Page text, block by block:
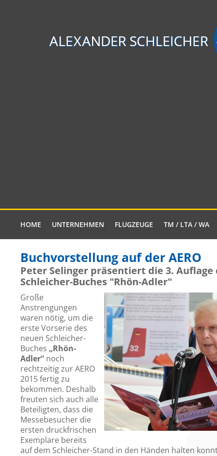
HOME UNTERNEHMEN FLUGZEUGE TM / LTA / WA
Buchvorstellung auf der AERO
Peter Selinger präsentiert die 3. Auflage
Schleicher-Buches "Rhön-Adler"
Große
Anstrengungen
waren nötig, um die
erste Vorserie des
neuen Schleicher-
Buches „Rhön-
Adler“ noch
rechtzeitig zur AERO
2015 fertig zu
bekommen. Deshalb
freuten sich auch alle
Beteiligten, dass die
Messebesucher die
ersten druckfrischen
Exemplare bereits
auf dem Schleicher-Stand in den Händen halten